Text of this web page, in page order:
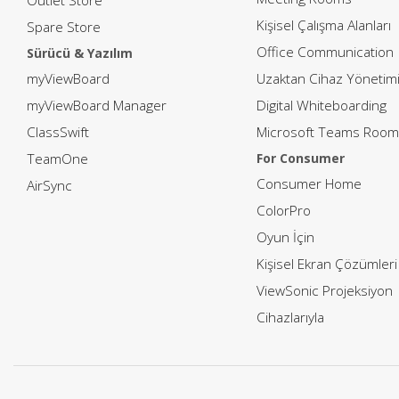
Spare Store
Sürücü & Yazılım
myViewBoard
myViewBoard Manager
ClassSwift
TeamOne
AirSync
Kişisel Çalışma Alanları
Office Communication
Uzaktan Cihaz Yönetimi
Digital Whiteboarding
Microsoft Teams
For Consumer
Consumer Home
ColorPro
Oyun İçin
Kişisel Ekran Çözümleri
ViewSonic Projeksiyon
Cihazlarıyla